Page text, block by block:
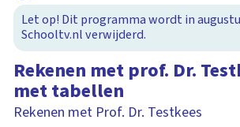
Let op! Dit programma wordt in
Schooltv.nl verwijderd.
Rekenen met prof. Dr.
met tabellen
Rekenen met Prof. Dr. Testkees